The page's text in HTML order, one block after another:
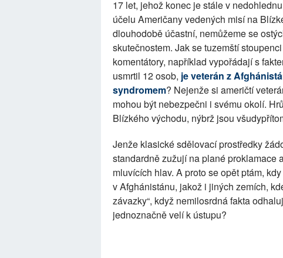
17 let, jehož konec je stále v
účelu Američany vedených misí na
dlouhodobě účastní, nemůžeme se
skutečnostem. Jak se tuzemští
komentátory, například vypořádají s
usmrtil 12 osob, je veterán z
syndromem? Nejenže si američtí
mohou být nebezpečni i svému okolí.
Blízkého východu, nýbrž jsou
Jenže klasické sdělovací prostředky
standardně zužují na plané proklamace
mluvících hlav. A proto se opět ptám,
v Afghánistánu, jakož i jiných zemích,
závazky“, když nemilosrdná fakta
jednoznačně velí k ústupu?